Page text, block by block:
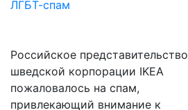
Российское представительство
шведской корпорации IKEA
пожаловалось на спам,
привлекающий внимание к